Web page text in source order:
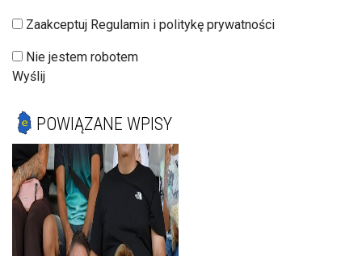
Zaakceptuj Regulamin i politykę prywatności
Nie jestem robotem
Wyślij
POWIĄZANE WPISY